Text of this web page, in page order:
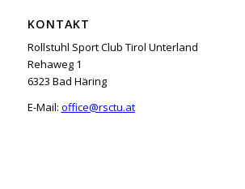
KONTAKT
Rollstuhl Sport Club Tirol Unterland
Rehaweg 1
6323 Bad Häring
E-Mail: office@rsctu.at